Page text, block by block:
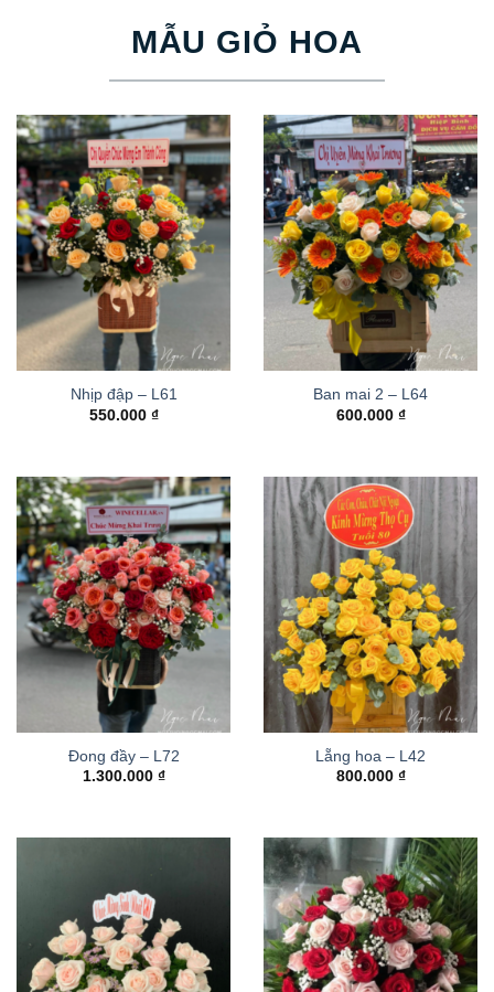
MẪU GIỎ HOA
Nhịp đập – L61
550.000 ₫
Ban mai 2 – L64
600.000 ₫
Đong đầy – L72
1.300.000 ₫
Lẵng hoa – L42
800.000 ₫